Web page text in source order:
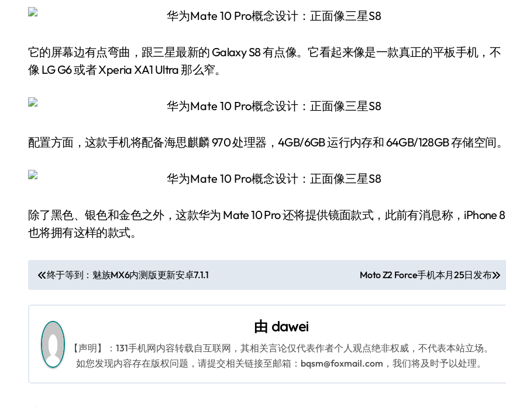
它的屏幕边有点弯曲，跟三星最新的 Galaxy S8 有点像。它看起来像是一款真正的平板手机，不
像 LG G6 或者 Xperia XA1 Ultra 那么窄。
配置方面，这款手机将配备海思麒麟 970 处理器，4GB/6GB 运行内存和 64GB/128GB 存储空间。
除了黑色、银色和金色之外，这款华为 Mate 10 Pro 还将提供镜面款式，此前有消息称，iPhone 8
也将拥有这样的款式。
文
章
导
航
终于等到：魅族MX6内测版更新安卓7.1.1 Moto Z2 Force手机本月25日发布
由 dawei
【声明】：131手机网内容转载自互联网，其相关言论仅代表作者个人观点绝非权威，不代表本站立场。
如您发现内容存在版权问题，请提交相关链接至邮箱：bqsm@foxmail.com，我们将及时予以处理。